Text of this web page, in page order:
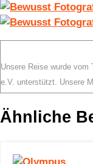
Unsere Reise wurde vom
e.V. unterstützt. Unsere
Ähnliche